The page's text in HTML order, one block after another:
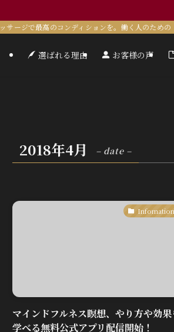
サージで最高のコンディションを。働く人のための
選ばれる理由 お客様の声
2018年4月 – date –
Infomation
マインドフルネス瞑想、やり方や効果
学べる無料公式アプリ配信開始！